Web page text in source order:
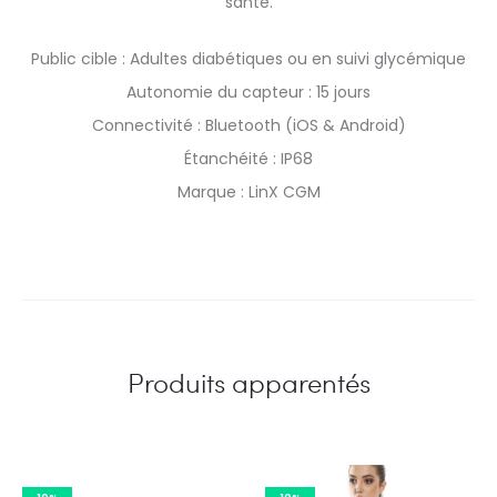
Public cible : Adultes diabétiques ou en suivi glycémique
Autonomie du capteur : 15 jours
Connectivité : Bluetooth (iOS & Android)
Étanchéité : IP68
Marque : LinX CGM
Produits apparentés